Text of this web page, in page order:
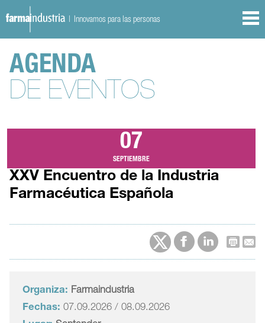
| Innovamos para las personas
AGENDA
DE EVENTOS
07
SEPTIEMBRE
XXV Encuentro de la Industria
Farmacéutica Española
Organiza: Farmaindustria
Fechas: 07.09.2026 / 08.09.2026